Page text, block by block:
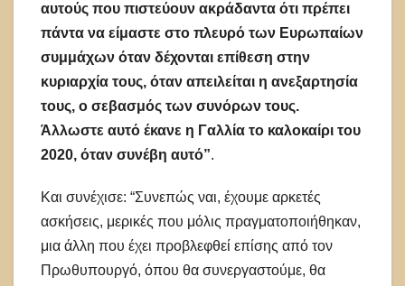
αυτούς που πιστεύουν ακράδαντα ότι πρέπει
πάντα να είμαστε στο πλευρό των Ευρωπαίων
συμμάχων όταν δέχονται επίθεση στην
κυριαρχία τους, όταν απειλείται η ανεξαρτησία
τους, ο σεβασμός των συνόρων τους.
Άλλωστε αυτό έκανε η Γαλλία το καλοκαίρι του
2020, όταν συνέβη αυτό”.
Και συνέχισε: “Συνεπώς ναι, έχουμε αρκετές
ασκήσεις, μερικές που μόλις πραγματοποιήθηκαν,
μια άλλη που έχει προβλεφθεί επίσης από τον
Πρωθυπουργό, όπου θα συνεργαστούμε, θα